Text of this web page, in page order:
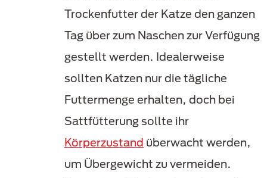
Trockenfutter der Katze den ganzen
Tag über zum Naschen zur Verfügung
gestellt werden. Idealerweise
sollten Katzen nur die tägliche
Futtermenge erhalten, doch bei
Sattfütterung sollte ihr
Körperzustand überwacht werden,
um Übergewicht zu vermeiden.